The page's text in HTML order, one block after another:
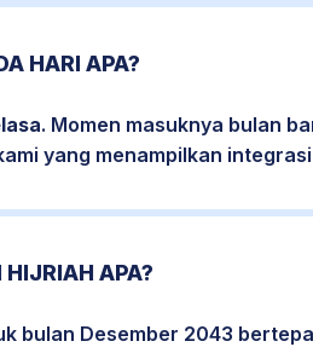
HARI APA?
. Momen masuknya bulan
yang menampilkan
APA?
bulan Desember 2043